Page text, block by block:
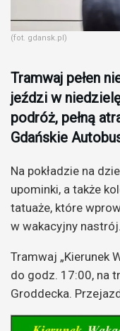
(fot. gdansk.pl)
Tramwaj pełen
jeździ w
podróż, pełną
Gdańskie
Na pokładzie na
upominki, a także
tatuaże, które
w wakacyjny nastrój.
Tramwaj „Kierunek
do godz. 17:00, na
Groddecka.